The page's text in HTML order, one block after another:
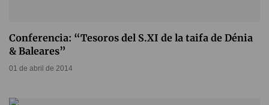
Conferencia: “Tesoros del S.XI de la taifa de Dénia
& Baleares”
01 de abril de 2014